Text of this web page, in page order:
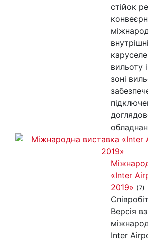
стійок
вильоту
зоні
«Inter
2019» (7)
Версія
Inter